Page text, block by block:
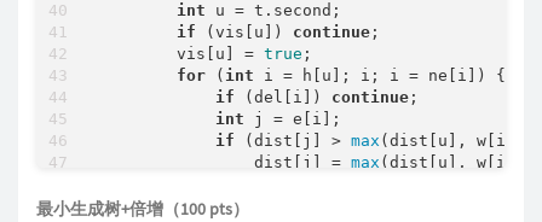
int u = t.second;
if (vis[u]) continue ;
        vis[u] =
true ;
for ( int i = h[u]; i; i = ne[i]) {
if (del[i]) continue ;
int j = e[i];
if (dist[j] > max (dist[u], w[i]))
                dist[j] =
max (dist[u], w[i]);
            }
最小生成树+倍增（100 pts）